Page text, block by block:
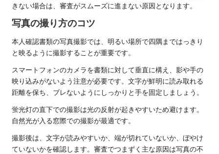
きない場合は、審査がスムーズに進まない原因となります。
写真の撮り方のコツ
本人確認書類の写真撮影では、明るい場所で四隅まではっきり
と映るように撮影することが重要です。
スマートフォンのカメラを書類に対して垂直に構え、影や手の
映り込みがないよう注意が必要です。文字が鮮明に読み取れる
距離を保ち、ブレないようにしっかりと手を固定しましょう。
蛍光灯の直下での撮影は光の反射が起きやすいため避けます。
自然光が入る窓際での撮影が最適です。
撮影後は、文字が読みやすいか、端が切れていないか、ぼやけ
ていないかを確認します。審査でつまずく主な原因は写真の不